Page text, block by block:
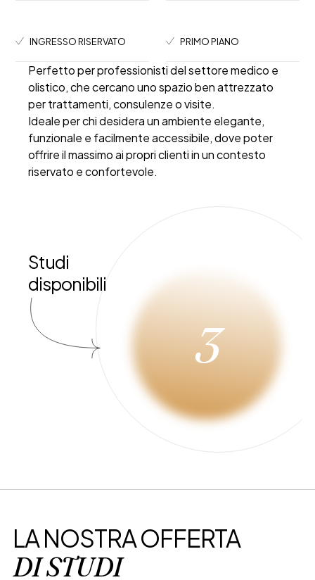
INGRESSO RISERVATO PRIMO PIANO
Perfetto per professionisti del settore medico e
olistico, che cercano uno spazio ben attrezzato
per trattamenti, consulenze o visite.
Ideale per chi desidera un ambiente elegante,
funzionale e facilmente accessibile, dove poter
offrire il massimo ai propri clienti in un contesto
riservato e confortevole.
Studi
disponibili
3
LA NOSTRA OFFERTA
DI STUDI